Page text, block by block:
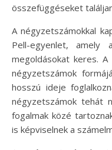
összefüggéseket
A négyzetszámokkal
Pell-egyenlet, amely
megoldásokat keres. A
négyzetszámok
hosszú ideje
négyzetszámok tehát
fogalmak közé
is képviselnek a